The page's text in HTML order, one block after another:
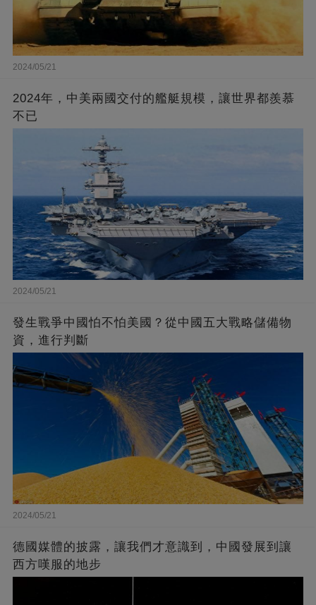
2024/05/21
2024年，中美兩國交付的艦艇規模，讓世界都羨慕
不已
2024/05/21
發生戰爭中國怕不怕美國？從中國五大戰略儲備物
資，進行判斷
2024/05/21
德國媒體的披露，讓我們才意識到，中國發展到讓
西方嘆服的地步